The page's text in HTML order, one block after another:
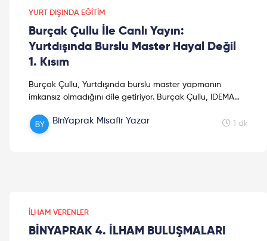
YURT DIŞINDA EĞITIM
Burçak Çullu İle Canlı Yayın:
Yurtdışında Burslu Master Hayal Değil
1. Kısım
Burçak Çullu, Yurtdışında burslu master yapmanın
imkansız olmadığını dile getiriyor. Burçak Çullu, IDEMA
BinYaprak Misafir Yazar 1 dk
İLHAM VERENLER
BİNYAPRAK 4. İLHAM BULUŞMALARI